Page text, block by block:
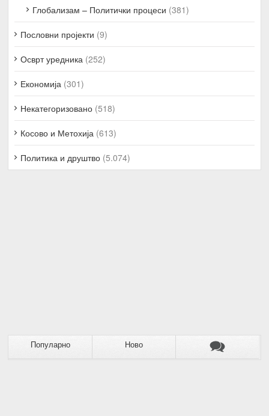
Глобализам – Политички процеси (381)
Пословни пројекти (9)
Осврт уредника (252)
Економија (301)
Некатегоризовано (518)
Косово и Метохија (613)
Политика и друштво (5.074)
Популарно Ново